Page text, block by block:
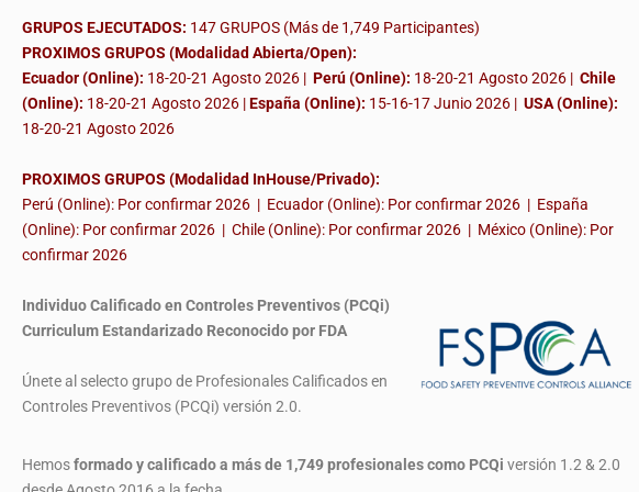
GRUPOS EJECUTADOS: 147 GRUPOS (Más de 1,749 Participantes)
PROXIMOS GRUPOS (Modalidad Abierta/Open):
Ecuador (Online): 18-20-21 Agosto 2026 | Perú (Online): 18-20-21 Agosto 2026 | Chile
(Online): 18-20-21 Agosto 2026 |España (Online): 15-16-17 Junio 2026 | USA (Online):
18-20-21 Agosto 2026
PROXIMOS GRUPOS (Modalidad InHouse/Privado):
Perú (Online): Por confirmar 2026 | Ecuador (Online): Por confirmar 2026 | España
(Online): Por confirmar 2026 | Chile (Online): Por confirmar 2026 | México (Online): Por
confirmar 2026
Individuo Calificado en Controles Preventivos (PCQi)
Curriculum Estandarizado Reconocido por FDA
Únete al selecto grupo de Profesionales Calificados en
Controles Preventivos (PCQi) versión 2.0.
Hemosformado y calificado a más de 1,749 profesionalescomo PCQi versión 1.2 & 2.0